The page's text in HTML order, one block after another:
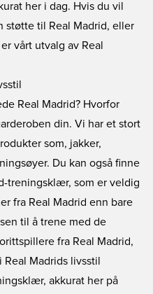
her i dag. Hvis du vil
støtte til Real Madrid, eller
vårt utvalg av Real
Real Madrid? Hvorfor
din. Vi har et stort
som, jakker,
Du kan også finne
treningsklær, som er veldig
fra Real Madrid enn bare
til å trene med de
fra Real Madrid,
Real Madrids livsstil
, akkurat her på